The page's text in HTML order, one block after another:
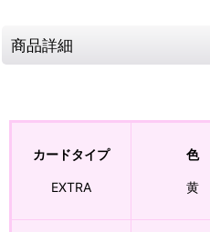
商品詳細
カードタイプ
EXTRA
色
黄